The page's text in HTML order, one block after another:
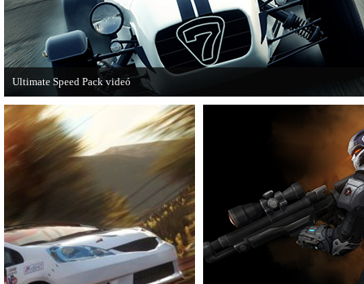
Ultimate Speed Pack videó
Már elérhető a Need for Speed Most Wanted első nagyobb kiegészítő csomagja.